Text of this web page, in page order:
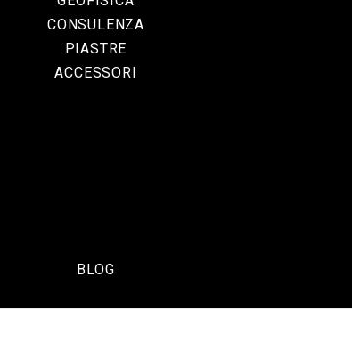
CONSULENZA
PIASTRE
ACCESSORI
BLOG